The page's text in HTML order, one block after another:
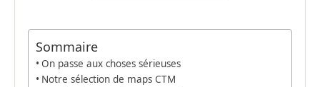
Sommaire
On passe aux choses sérieuses
Notre sélection de maps CTM